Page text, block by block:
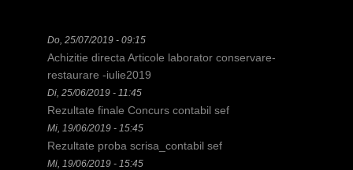
Do, 25/07/2019 - 09:15
Achizitie directa Articole laborator conservare-
restaurare -iulie2019
Di, 25/06/2019 - 11:45
Rezultate finale Concurs contabil sef
Mi, 19/06/2019 - 15:45
Rezultate proba scrisa_contabil sef
Mi, 19/06/2019 - 15:45